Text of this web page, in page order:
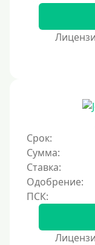
Без
Без справок и
Под 1 %
С
Под высокий
Без комиссии
В рассрочку
С ежемесячным
Срок:
Сумма:
Ставка:
Одобрение: